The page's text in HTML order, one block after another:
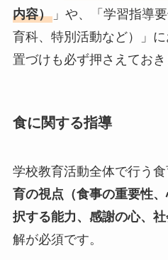
内容）」や、「学習指導
育科、特別活動など）」
置づけも必ず押さえておき
食に関する指導
学校教育活動全体で行う食
育の視点（食事の重要性
択する能力、感謝の心、社
解が必須です。